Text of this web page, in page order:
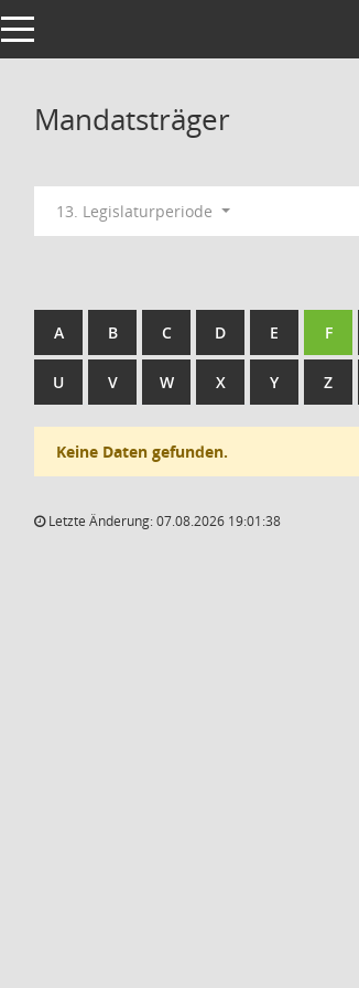
Toggle navigation
Mandatsträger
13. Legislaturperiode
A B C D E F
U V W X Y Z
Keine Daten gefunden.
Letzte Änderung: 07.08.2026 19:01:38